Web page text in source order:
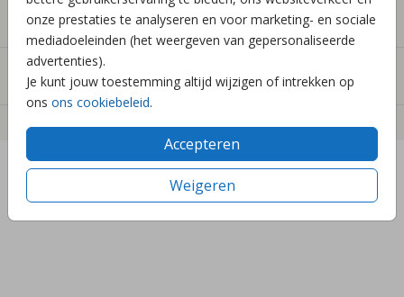
onze prestaties te analyseren en voor marketing- en sociale
mediadoeleinden (het weergeven van gepersonaliseerde
advertenties).
Je kunt jouw toestemming altijd wijzigen of intrekken op
ons ons cookiebeleid.
Accepteren
Weigeren
Informatie
Contact